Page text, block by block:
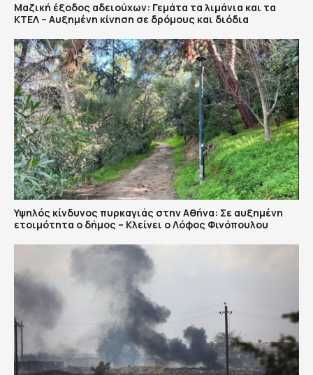
Μαζική έξοδος αδειούχων: Γεμάτα τα λιμάνια και τα
ΚΤΕΛ – Αυξημένη κίνηση σε δρόμους και διόδια
Υψηλός κίνδυνος πυρκαγιάς στην Αθήνα: Σε αυξημένη
ετοιμότητα ο δήμος – Κλείνει ο Λόφος Φινόπουλου